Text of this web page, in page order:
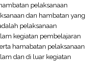
pelaksanaan
dan hambatan yang
pelaksanaan
kegiatan pembelajaran
hamabatan pelaksanaan
dan di luar kegiatan